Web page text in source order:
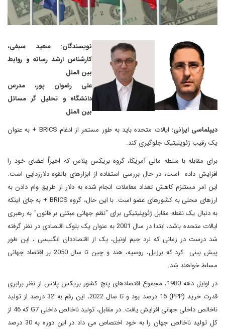
نویسندگان: سعید سیفی،
کارشناس ارشد رسانه و روابط
بین الملل
علی رضوان پور، مدرس
دانشگاه و تحلیل گر مسائل
بین الملل
دیپلماسی ایرانی:
ایالات متحده باید به طور مستمر از ادغام BRICS + به عنوان
یک رقیب ژئوپلیتیک جلوگیری کند.
برای مقابله با سلطه مالی آمریکا، گروه بریکس پلاس که اخیراً اعضای خود را
افزایش داده است، در حال بررسی استفاده از ابزارهای بالقوه دلارزدایی است.
این امر مستلزم کاهش تعداد معاملات انجام شده به دلار از طریق وام دادن به
ارزهای محلی به کشورهای عضو است. با این حال، گروه BRICS + به جای اینکه
به دنبال یک نقطه مقابل ژئوپلیتیکی برای "نظم جهانی مبتنی بر قانون" به رهبری
ایالات متحده باشد، ابتدا در سال 2001 به عنوان یک بلوک اقتصادی در نظر گرفته
شد درست در زمانی که لرد جیم اونیل، یک از اقتصاددان انگلیسی ، این طور
پیش بینی کرد که برزیل، روسیه، هند و چین تا سال 2050 بر اقتصاد جهانی
مسلط خواهند شد.
در اوایل دهه 1980، مجموع اقتصادهای پنج کشور بریکس پلاس از نظر برابری
قدرت خرید (PPP) 16 درصد بود و تا سال 2022، این رقم به 32 درصد از تولید
ناخالص داخلی جهانی افزایش یافت. در مقابل، تولید ناخالص داخلی G7 که 46 از
کل تولید ناخالص جهان را به خود اختصاص می داد در این دوره به 30 درصد